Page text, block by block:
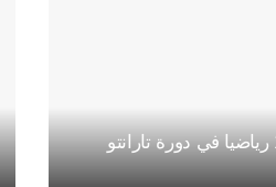
المغرب يشارك بـ120 رياضيا في دورة تارانتو